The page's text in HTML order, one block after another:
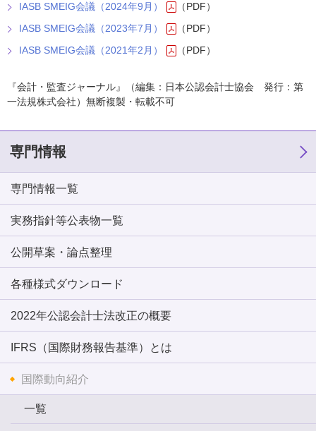
IASB SMEIG会議（2024年9月）
（PDF）
IASB SMEIG会議（2023年7月）
（PDF）
IASB SMEIG会議（2021年2月）
（PDF）
『会計・監査ジャーナル』（編集：日本公認会計士協会 発行：第
一法規株式会社）無断複製・転載不可
専門情報
専門情報一覧
実務指針等公表物一覧
公開草案・論点整理
各種様式ダウンロード
2022年公認会計士法改正の概要
IFRS（国際財務報告基準）とは
国際動向紹介
一覧